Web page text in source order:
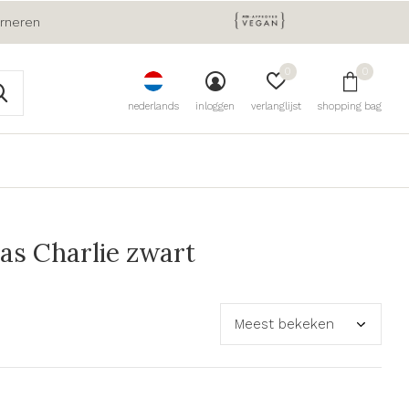
nederlands inloggen verlanglijst
0
shopping bag
0
Charlie zwart